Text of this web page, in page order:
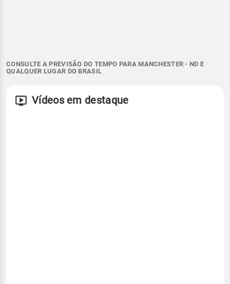
CONSULTE A PREVISÃO DO TEMPO PARA MANCHESTER - ND E
QUALQUER LUGAR DO BRASIL
Vídeos em destaque